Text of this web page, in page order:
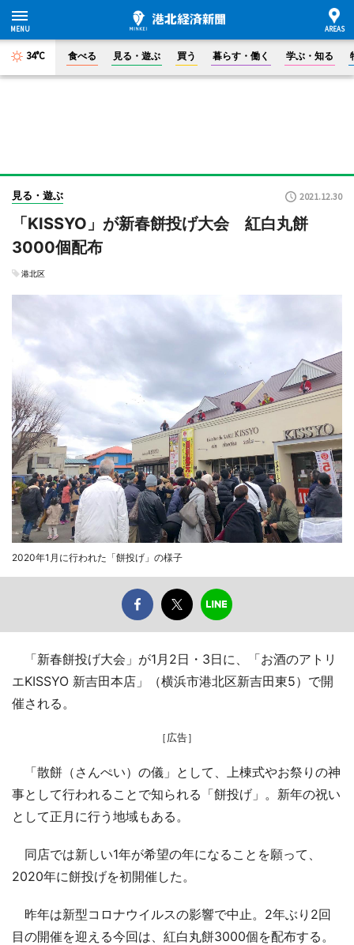
34°C 食べる 見る・遊ぶ 買う 暮らす・働く 学ぶ・知る
見る・遊ぶ 2021.12.30
「KISSYO」が新春餅投げ大会 紅白丸餅
3000個配布
港北区
2020年1月に行われた「餅投げ」の様子
「新春餅投げ大会」が1月2日・3日に、「お酒のアトリ
エKISSYO 新吉田本店」（横浜市港北区新吉田東5）で開
催される。
［広告］
「散餅（さんぺい）の儀」として、上棟式やお祭りの神
事として行われることで知られる「餅投げ」。新年の祝い
として正月に行う地域もある。
同店では新しい1年が希望の年になることを願って、
2020年に餅投げを初開催した。
昨年は新型コロナウイルスの影響で中止。2年ぶり2回
目の開催を迎える今回は、紅白丸餅3000個を配布する。